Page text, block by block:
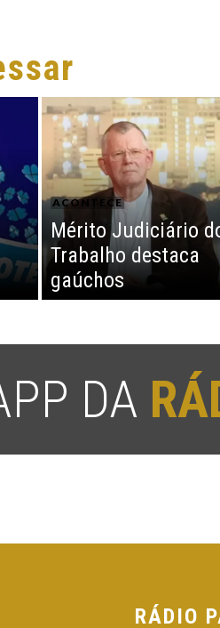
ACONTECE
Mérito Judiciário
Trabalho destaca
gaúchos
DA
RÁDIO